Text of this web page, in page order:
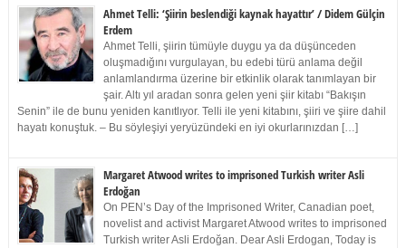
Ahmet Telli: ‘Şiirin beslendiği kaynak hayattır’ / Didem Gülçin
Erdem
Ahmet Telli, şiirin tümüyle duygu ya da düşünceden
oluşmadığını vurgulayan, bu edebi türü anlama değil
anlamlandırma üzerine bir etkinlik olarak tanımlayan bir
şair. Altı yıl aradan sonra gelen yeni şiir kitabı “Bakışın
Senin” ile de bunu yeniden kanıtlıyor. Telli ile yeni kitabını, şiiri ve şiire dahil
hayatı konuştuk. – Bu söyleşiyi yeryüzündeki en iyi okurlarınızdan […]
Margaret Atwood writes to imprisoned Turkish writer Asli
Erdoğan
On PEN’s Day of the Imprisoned Writer, Canadian poet,
novelist and activist Margaret Atwood writes to imprisoned
Turkish writer Asli Erdoğan. Dear Asli Erdogan, Today is